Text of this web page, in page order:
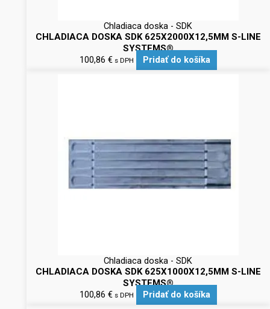
Chladiaca doska - SDK
CHLADIACA DOSKA SDK 625X2000X12,5MM S-LINE
SYSTEMS®
100,86 €s DPH Pridať do košíka
Chladiaca doska - SDK
CHLADIACA DOSKA SDK 625X1000X12,5MM S-LINE
SYSTEMS®
100,86 €s DPH Pridať do košíka